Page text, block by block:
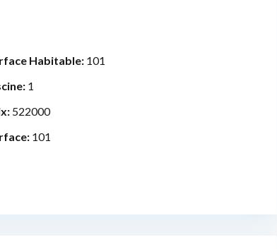
Habitable: 101
1
522000
101